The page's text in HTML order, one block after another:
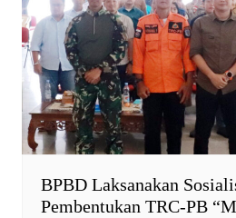
BPBD Laksanakan
Pembentukan TRC-PB